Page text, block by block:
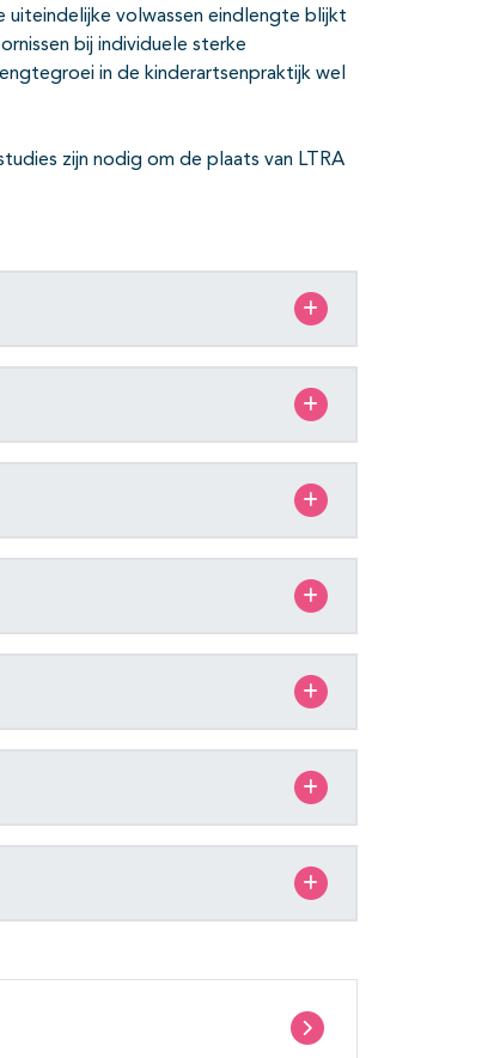
uiteindelijke volwassen eindlengte blijkt
bij individuele sterke
in de kinderartsenpraktijk wel
zijn nodig om de plaats van LTRA